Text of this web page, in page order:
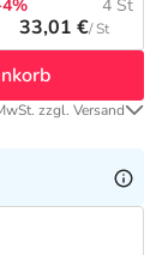
4 St
33,01 €/ St
zzgl. Versand